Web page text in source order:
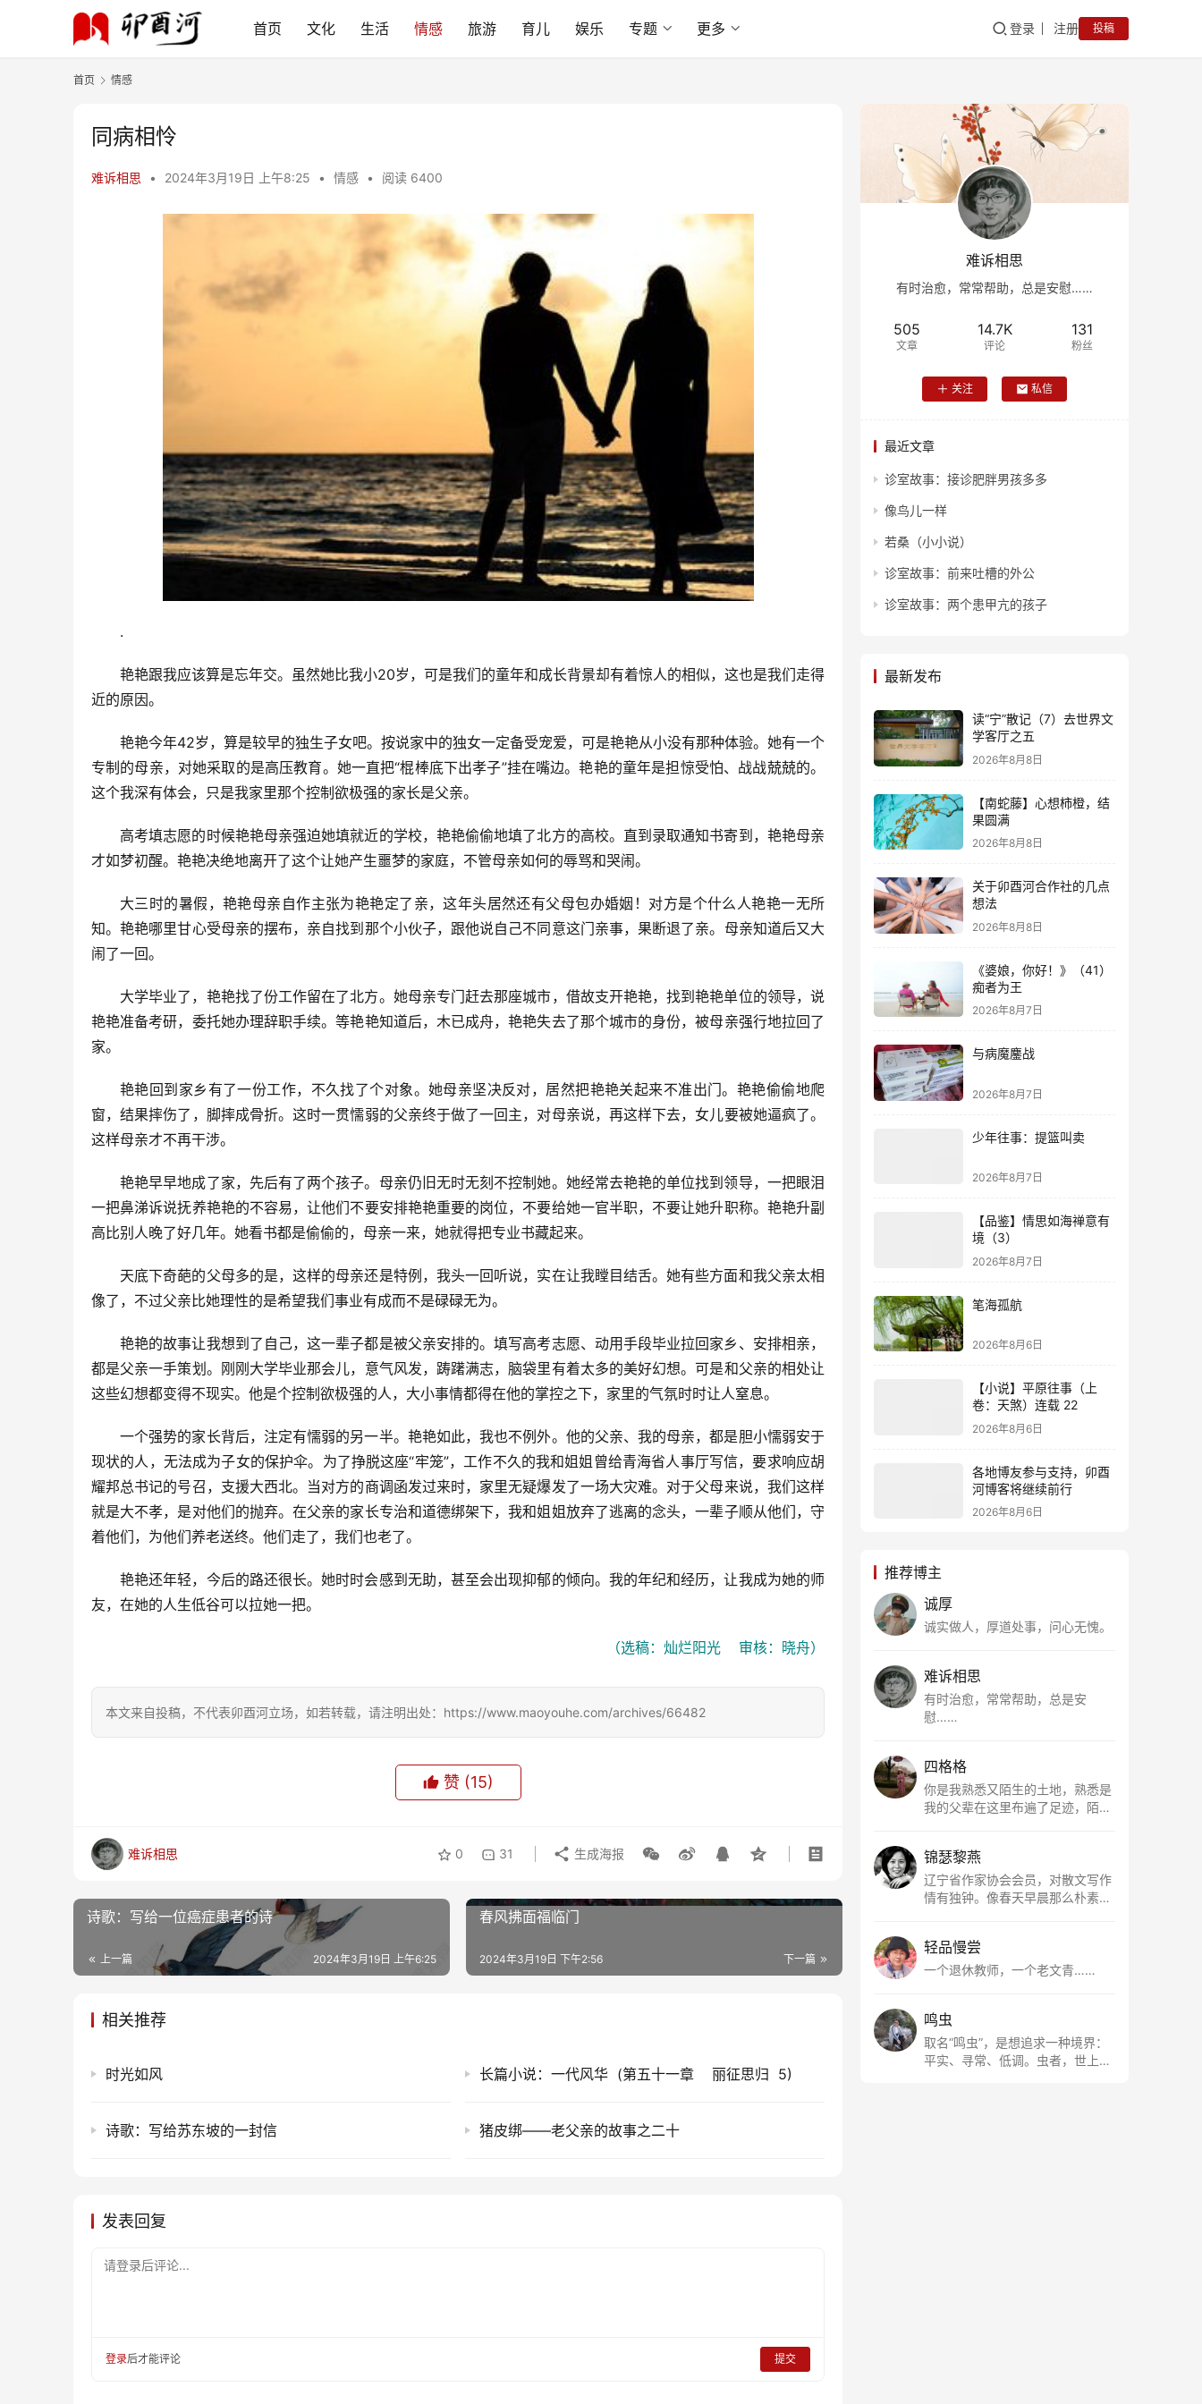
首页 文化 生活 情感 旅游 育儿 娱乐 专题 更多 登录 注册 投稿
首页 情感
同病相怜
难诉相思 • 2024年3月19日 上午8:25 • 情感 • 阅读 6400
.
艳艳跟我应该算是忘年交。虽然她比我小20岁，可是我们的童年和成长背景却有着惊人的相似，这也是我们走得
近的原因。
艳艳今年42岁，算是较早的独生子女吧。按说家中的独女一定备受宠爱，可是艳艳从小没有那种体验。她有一个
专制的母亲，对她采取的是高压教育。她一直把“棍棒底下出孝子”挂在嘴边。艳艳的童年是担惊受怕、战战兢兢的。
这个我深有体会，只是我家里那个控制欲极强的家长是父亲。
高考填志愿的时候艳艳母亲强迫她填就近的学校，艳艳偷偷地填了北方的高校。直到录取通知书寄到，艳艳母亲
才如梦初醒。艳艳决绝地离开了这个让她产生噩梦的家庭，不管母亲如何的辱骂和哭闹。
大三时的暑假，艳艳母亲自作主张为艳艳定了亲，这年头居然还有父母包办婚姻！对方是个什么人艳艳一无所
知。艳艳哪里甘心受母亲的摆布，亲自找到那个小伙子，跟他说自己不同意这门亲事，果断退了亲。母亲知道后又大
闹了一回。
大学毕业了，艳艳找了份工作留在了北方。她母亲专门赶去那座城市，借故支开艳艳，找到艳艳单位的领导，说
艳艳准备考研，委托她办理辞职手续。等艳艳知道后，木已成舟，艳艳失去了那个城市的身份，被母亲强行地拉回了
家。
艳艳回到家乡有了一份工作，不久找了个对象。她母亲坚决反对，居然把艳艳关起来不准出门。艳艳偷偷地爬
窗，结果摔伤了，脚摔成骨折。这时一贯懦弱的父亲终于做了一回主，对母亲说，再这样下去，女儿要被她逼疯了。
这样母亲才不再干涉。
艳艳早早地成了家，先后有了两个孩子。母亲仍旧无时无刻不控制她。她经常去艳艳的单位找到领导，一把眼泪
一把鼻涕诉说抚养艳艳的不容易，让他们不要安排艳艳重要的岗位，不要给她一官半职，不要让她升职称。艳艳升副
高比别人晚了好几年。她看书都是偷偷的，母亲一来，她就得把专业书藏起来。
天底下奇葩的父母多的是，这样的母亲还是特例，我头一回听说，实在让我瞠目结舌。她有些方面和我父亲太相
像了，不过父亲比她理性的是希望我们事业有成而不是碌碌无为。
艳艳的故事让我想到了自己，这一辈子都是被父亲安排的。填写高考志愿、动用手段毕业拉回家乡、安排相亲，
都是父亲一手策划。刚刚大学毕业那会儿，意气风发，踌躇满志，脑袋里有着太多的美好幻想。可是和父亲的相处让
这些幻想都变得不现实。他是个控制欲极强的人，大小事情都得在他的掌控之下，家里的气氛时时让人窒息。
一个强势的家长背后，注定有懦弱的另一半。艳艳如此，我也不例外。他的父亲、我的母亲，都是胆小懦弱安于
现状的人，无法成为子女的保护伞。为了挣脱这座“牢笼”，工作不久的我和姐姐曾给青海省人事厅写信，要求响应胡
耀邦总书记的号召，支援大西北。当对方的商调函发过来时，家里无疑爆发了一场大灾难。对于父母来说，我们这样
就是大不孝，是对他们的抛弃。在父亲的家长专治和道德绑架下，我和姐姐放弃了逃离的念头，一辈子顺从他们，守
着他们，为他们养老送终。他们走了，我们也老了。
艳艳还年轻，今后的路还很长。她时时会感到无助，甚至会出现抑郁的倾向。我的年纪和经历，让我成为她的师
友，在她的人生低谷可以拉她一把。
（选稿：灿烂阳光    审核：晓舟）
本文来自投稿，不代表卯酉河立场，如若转载，请注明出处：https://www.maoyouhe.com/archives/66482
赞 (15)
难诉相思 0 31 生成海报
诗歌：写给一位癌症患者的诗
上一篇 2024年3月19日 上午6:25
春风拂面福临门
下一篇
2024年3月19日 下午2:56
相关推荐
时光如风 长篇小说：一代风华 (第五十一章 丽征思归 5)
诗歌：写给苏东坡的一封信 猪皮绑——老父亲的故事之二十
发表回复
请登录后评论...
登录后才能评论 提交
难诉相思
有时治愈，常常帮助，总是安慰……
505
文章
14.7K
评论
131
粉丝
关注 私信
最近文章
诊室故事：接诊肥胖男孩多多
像鸟儿一样
若桑（小小说）
诊室故事：前来吐槽的外公
诊室故事：两个患甲亢的孩子
最新发布
读“宁”散记（7）去世界文
学客厅之五
2026年8月8日
【南蛇藤】心想柿橙，结
果圆满
2026年8月8日
关于卯酉河合作社的几点
想法
2026年8月8日
《婆娘，你好！》（41）
痴者为王
2026年8月7日
与病魔鏖战
2026年8月7日
少年往事：提篮叫卖
2026年8月7日
【品鉴】情思如海禅意有
境（3）
2026年8月7日
笔海孤航
2026年8月6日
【小说】平原往事（上
卷：天煞）连载 22
2026年8月6日
各地博友参与支持，卯酉
河博客将继续前行
2026年8月6日
推荐博主
诚厚
诚实做人，厚道处事，问心无愧。
难诉相思
有时治愈，常常帮助，总是安
慰……
四格格
你是我熟悉又陌生的土地，熟悉是
我的父辈在这里布遍了足迹，陌生
根所在，我用文字慢慢认识你、慢
慢熟悉你。
锦瑟黎燕
辽宁省作家协会会员，对散文写作
情有独钟。像春天早晨那么朴素，
轻品慢尝
一个退休教师，一个老文青……
鸣虫
取名“鸣虫”，是想追求一种境界：
平实、寻常、低调。虫者，世上最